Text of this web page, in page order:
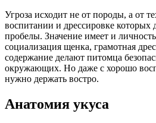
Угроза исходит не от породы, а от
воспитании и дрессировке
пробелы. Значение имеет и
социализация щенка, грамотная
содержание делают питомца
окружающих. Но даже с хорошо
нужно держать востро.
Анатомия укуса